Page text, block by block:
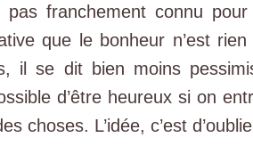
pas fran­chement connu
que le bon­heur n’est
il se dit bien moins
d’être heureux si on
choses. L’idée, c’est